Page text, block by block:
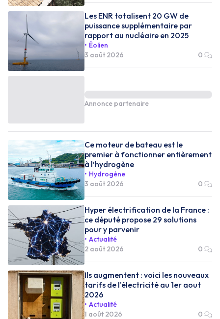
Les ENR totalisent 20 GW de
puissance supplémentaire par
rapport au nucléaire en 2025
Éolien
3 août 2026
0
Annonce partenaire
Ce moteur de bateau est le
premier à fonctionner entièrement
à l’hydrogène
Hydrogène
3 août 2026
0
Hyper électrification de la France :
ce député propose 29 solutions
pour y parvenir
Actualité
2 août 2026
0
Ils augmentent : voici les nouveaux
tarifs de l'électricité au 1er aout
2026
Actualité
1 août 2026
0